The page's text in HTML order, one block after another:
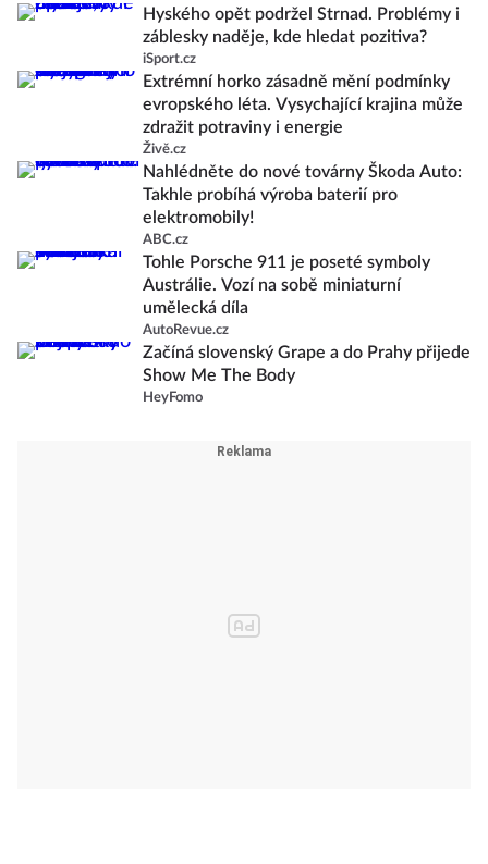
Hyského opět podržel Strnad. Problémy i
záblesky naděje, kde hledat pozitiva?
iSport.cz
Extrémní horko zásadně mění podmínky
evropského léta. Vysychající krajina může
zdražit potraviny i energie
Živě.cz
Nahlédněte do nové továrny Škoda Auto:
Takhle probíhá výroba baterií pro
elektromobily!
ABC.cz
Tohle Porsche 911 je poseté symboly
Austrálie. Vozí na sobě miniaturní
umělecká díla
AutoRevue.cz
Začíná slovenský Grape a do Prahy přijede
Show Me The Body
HeyFomo